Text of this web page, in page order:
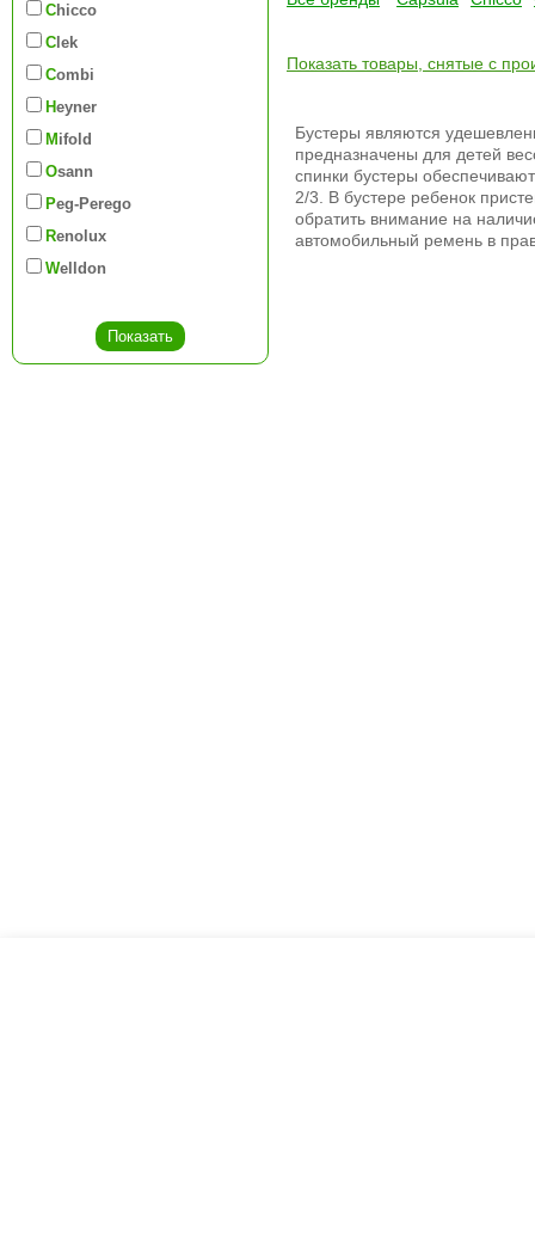
Chicco
Clek
Combi
Heyner
Mifold
Osann
Peg-Perego
Renolux
Welldon
Показать товары, снятые с
Бустеры являются
предназначены для детей
спинки бустеры
2/3. В бустере ребенок
обратить внимание на
автомобильный ремень в